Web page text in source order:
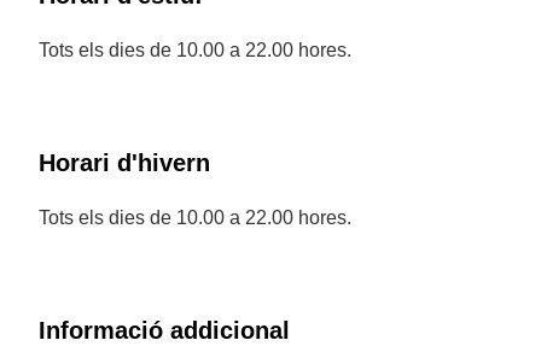
Tots els dies de 10.00 a 22.00 hores.
Horari d'hivern
Tots els dies de 10.00 a 22.00 hores.
Informació addicional